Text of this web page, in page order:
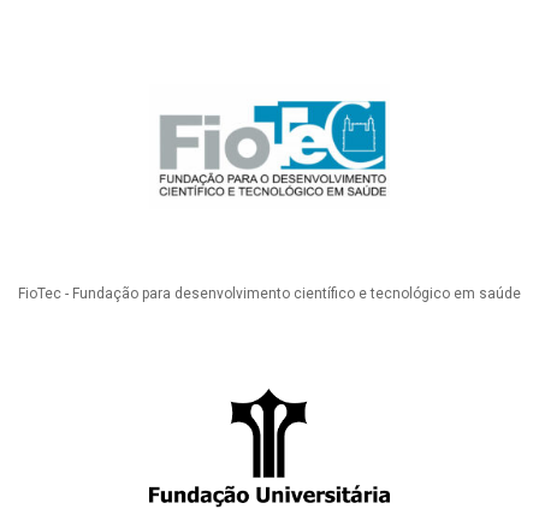
FioTec - Fundação para desenvolvimento científico e tecnológico em saúde